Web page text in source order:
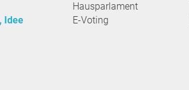
Idee
Hausparlament
E-Voting